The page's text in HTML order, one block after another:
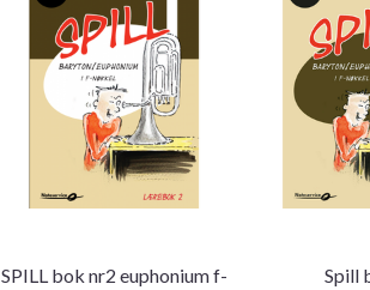
SPILL bok nr2 euphonium f-
Spill